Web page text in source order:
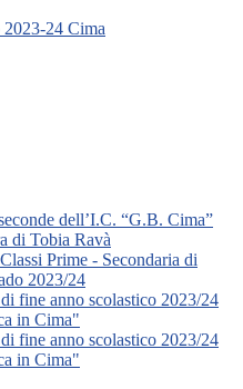
24 Cima
dell’I.C. “G.B. Cima”
di Tobia Ravà
Prime - Secondaria di
2023/24
fine anno scolastico 2023/24
in Cima"
fine anno scolastico 2023/24
in Cima"